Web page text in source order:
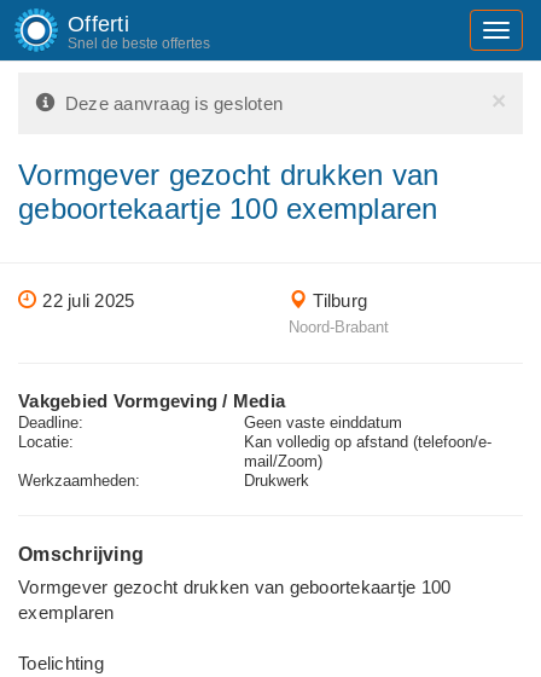
Offerti
Snel de beste offertes
×
Deze aanvraag is gesloten
Vormgever gezocht drukken van
geboortekaartje 100 exemplaren
22 juli 2025 Tilburg
Noord-Brabant
Vakgebied Vormgeving / Media
Deadline:
Geen vaste einddatum
Locatie:
Kan volledig op afstand (telefoon/e-
mail/Zoom)
Werkzaamheden:
Drukwerk
Omschrijving
Vormgever gezocht drukken van geboortekaartje 100
exemplaren
Toelichting